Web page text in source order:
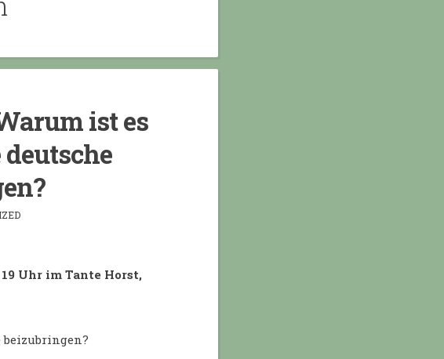
ist es
Uhr im Tante Horst,